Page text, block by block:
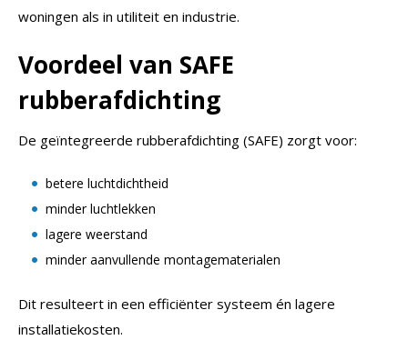
woningen als in utiliteit en industrie.
Voordeel van SAFE
rubberafdichting
De geïntegreerde rubberafdichting (SAFE) zorgt voor:
betere luchtdichtheid
minder luchtlekken
lagere weerstand
minder aanvullende montagematerialen
Dit resulteert in een efficiënter systeem én lagere
installatiekosten.